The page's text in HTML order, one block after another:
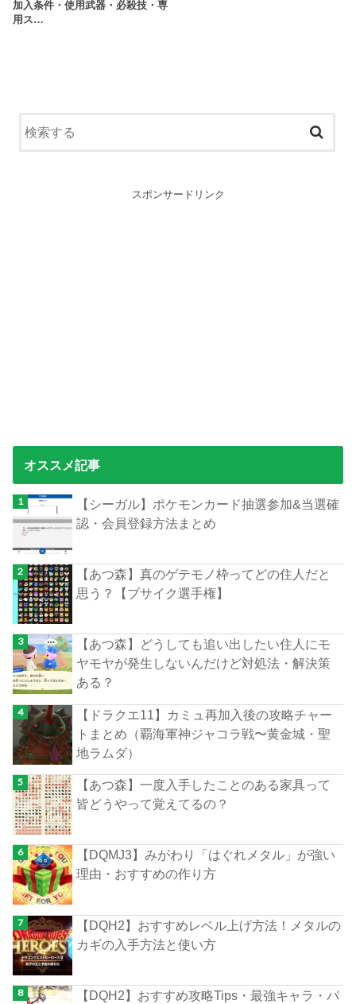
加入条件・使用武器・必殺技・専
用ス…
スポンサードリンク
オススメ記事
【シーガル】ポケモンカード抽選参加&当選確
認・会員登録方法まとめ
【あつ森】真のゲテモノ枠ってどの住人だと
思う？【ブサイク選手権】
【あつ森】どうしても追い出したい住人にモ
ヤモヤが発生しないんだけど対処法・解決策
ある？
【ドラクエ11】カミュ再加入後の攻略チャー
トまとめ（覇海軍神ジャコラ戦〜黄金城・聖
地ラムダ）
【あつ森】一度入手したことのある家具って
皆どうやって覚えてるの？
【DQMJ3】みがわり「はぐれメタル」が強い
理由・おすすめの作り方
【DQH2】おすすめレベル上げ方法！メタルの
カギの入手方法と使い方
【DQH2】おすすめ攻略Tips・最強キャラ・パ